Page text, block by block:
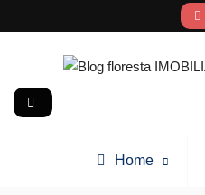
to
Blog floresta
Home